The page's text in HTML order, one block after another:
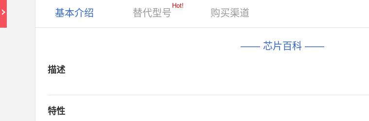
基本介绍 替代型号
Hot!
购买渠道
—— 芯片百科 ——
描述
特性